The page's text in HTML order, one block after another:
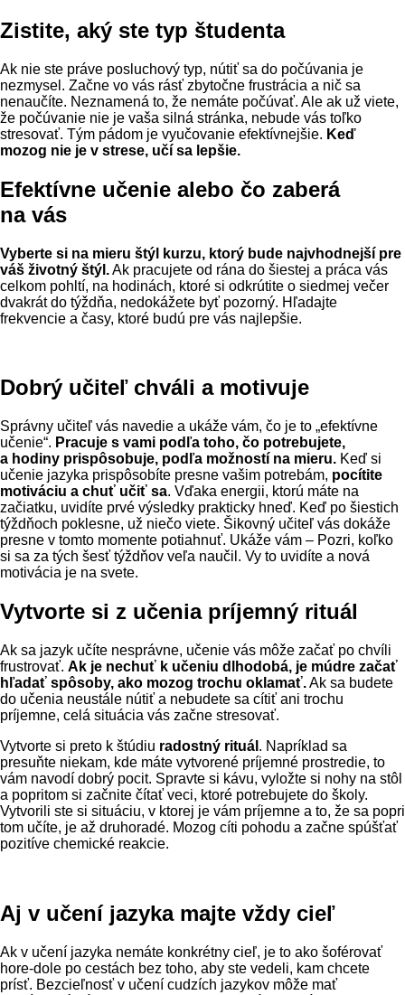
Zistite, aký ste typ študenta
Ak nie ste práve posluchový typ, nútiť sa do počúvania je
nezmysel. Začne vo vás rásť zbytočne frustrácia a nič sa
nenaučíte. Neznamená to, že nemáte počúvať. Ale ak už viete,
že počúvanie nie je vaša silná stránka, nebude vás toľko
stresovať. Tým pádom je vyučovanie efektívnejšie. Keď
mozog nie je v strese, učí sa lepšie.
Efektívne učenie alebo čo zaberá
na vás
Vyberte si na mieru štýl kurzu, ktorý bude najvhodnejší pre
váš životný štýl.Ak pracujete od rána do šiestej a práca vás
celkom pohltí, na hodinách, ktoré si odkrútite o siedmej večer
dvakrát do týždňa, nedokážete byť pozorný. Hľadajte
frekvencie a časy, ktoré budú pre vás najlepšie.
Dobrý učiteľ chváli a motivuje
Správny učiteľ vás navedie a ukáže vám, čo je to „efektívne
učenie“. Pracuje s vami podľa toho, čo potrebujete,
a hodiny prispôsobuje, podľa možností na mieru. Keď si
učenie jazyka prispôsobíte presne vašim potrebám, pocítite
motiváciu a chuť učiť sa. Vďaka energii, ktorú máte na
začiatku, uvidíte prvé výsledky prakticky hneď. Keď po šiestich
týždňoch poklesne, už niečo viete. Šikovný učiteľ vás dokáže
presne v tomto momente potiahnuť. Ukáže vám – Pozri, koľko
si sa za tých šesť týždňov veľa naučil. Vy to uvidíte a nová
motivácia je na svete.
Vytvorte si z učenia príjemný rituál
Ak sa jazyk učíte nesprávne, učenie vás môže začať po chvíli
frustrovať. Ak je nechuť k učeniu dlhodobá, je múdre začať
hľadať spôsoby, ako mozog trochu oklamať.Ak sa budete
do učenia neustále nútiť a nebudete sa cítiť ani trochu
príjemne, celá situácia vás začne stresovať.
Vytvorte si preto k štúdiu radostný rituál . Napríklad sa
presuňte niekam, kde máte vytvorené príjemné prostredie, to
vám navodí dobrý pocit. Spravte si kávu, vyložte si nohy na stôl
a popritom si začnite čítať veci, ktoré potrebujete do školy.
Vytvorili ste si situáciu, v ktorej je vám príjemne a to, že sa popri
tom učíte, je až druhoradé. Mozog cíti pohodu a začne spúšťať
pozitíve chemické reakcie.
Aj v učení jazyka majte vždy cieľ
Ak v učení jazyka nemáte konkrétny cieľ, je to ako šoférovať
hore-dole po cestách bez toho, aby ste vedeli, kam chcete
prísť. Bezcieľnosť v učení cudzích jazykov môže mať